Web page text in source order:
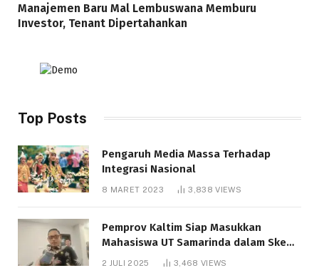
Manajemen Baru Mal Lembuswana Memburu
Investor, Tenant Dipertahankan
Top Posts
Pengaruh Media Massa Terhadap
Integrasi Nasional
8 MARET 2023 3,838VIEWS
Pemprov Kaltim Siap Masukkan
Mahasiswa UT Samarinda dalam Skema
Bantuan Pendidikan Gratispol
2 JULI 2025 3,468 VIEWS